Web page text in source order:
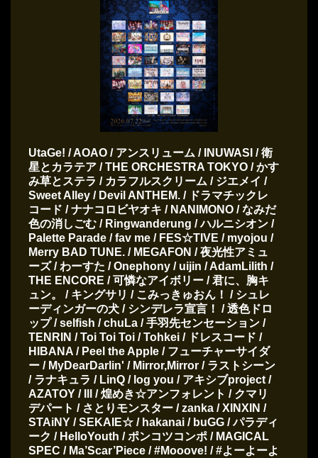
UtaGe! / AOAO / アンスリューム / INUWASI / 衛
星とカラテア / THE ORCHESTRA TOKYO / かす
み草とステラ / カラフルスクリーム / ジエメイ /
Sweet Alley / Devil ANTHEM. / ドラマチックレ
コード / ナナコロビヤオキ / NANIMONO / なみだ
色の消しごむ / Ringwanderung / ハルニシオン /
Palette Parade / fav me / FES☆TIVE / myojou /
Merry BAD TUNE. / MEGAFON / 夜光性アミュ
ーズ / わーすた / Onephony / uijin / AdamLilith /
THE ENCORE / 可憐なアイボリー / 君に、胸キ
ュン。 / キングサリ / こみっきゅおん！ / シュレ
ーディンガーの犬 / シンデレラ宣言！ / 透色ドロ
ップ / selfish / chuLa / 手羽先センセーション /
TENRIN / Toi Toi Toi / Tohkei / ドレスコード /
HIBANA / Peel the Apple / フューチャーサイダ
ー / MyDearDarlin' / Mirror,Mirror / ラストシーン
/ ラナキュラ / LinQ / log you / アキシブproject /
AZATOY / Ill / 煌めき☆アンフォレント / クマリ
デパート / さとりモンスター / zanka / XINXIN /
STAiNY / SEKAIE☆ / hakanai / buGG / パラディ
ーク / HelloYouth / ポンコツコンポ / MAGICAL
SPEC / Ma’Scar’Piece / #Mooove! / #よーよーよ